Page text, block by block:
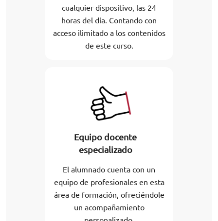
cualquier dispositivo, las 24
horas del día. Contando con
acceso ilimitado a los contenidos
de este curso.
Equipo docente
especializado
El alumnado cuenta con un
equipo de profesionales en esta
área de formación, ofreciéndole
un acompañamiento